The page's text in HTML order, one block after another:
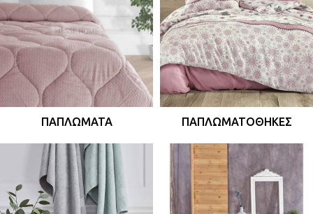
ΠΑΠΛΏΜΑΤΑ ΠΑΠΛΩΜΑΤΟΘΉΚΕΣ